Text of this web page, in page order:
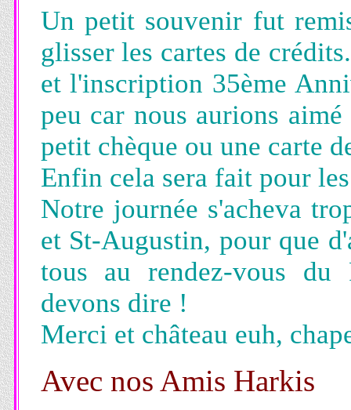
Un petit souvenir fut
glisser les cartes de
et l'inscription 35ème
peu car nous aurions
petit chèque ou une carte
Enfin cela sera fait pour
Notre journée s'acheva
et St-Augustin, pour que
tous au rendez-vous du
devons dire !
Merci et château euh,
Avec nos Amis Harkis